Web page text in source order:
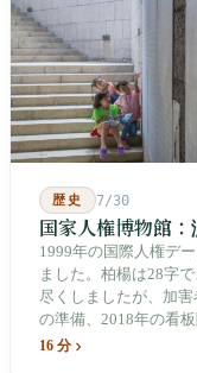
歴史 7/30
国家人権博物館
1999年の国際人権デ
ました。柏楊は28字
尽くしましたが、加
の準備、2018年の看
て、自らが行ったこ
16 分